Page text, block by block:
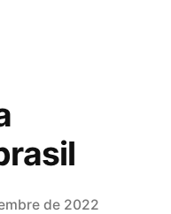
de 2022